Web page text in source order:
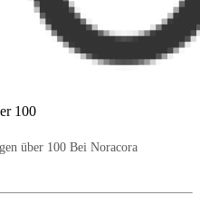
100
über 100 Bei Noracora